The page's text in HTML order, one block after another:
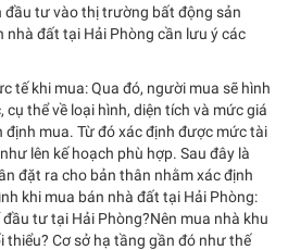
đầu tư vào thị trường bất động sản
nhà đất tại Hải Phòng cần lưu ý các
tế khi mua: Qua đó, người mua sẽ hình
thể về loại hình, diện tích và mức giá
định mua. Từ đó xác định được mức tài
lên kế hoạch phù hợp. Sau đây là
đặt ra cho bản thân nhằm xác định
khi mua bán nhà đất tại Hải Phòng:
đầu tư tại Hải Phòng?Nên mua nhà khu
thiểu? Cơ sở hạ tầng gần đó như thế